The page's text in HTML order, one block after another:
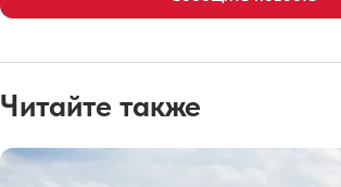
Читайте также